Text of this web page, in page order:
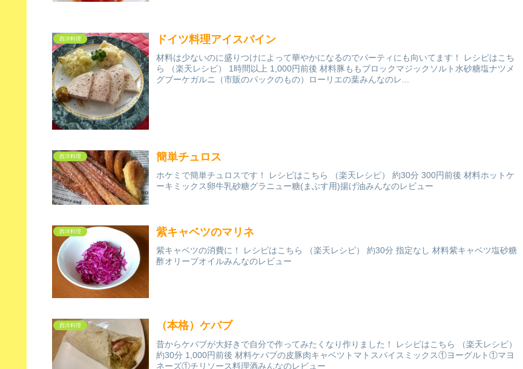
西洋料理 ドイツ料理アイスバイン
材料は少ないのに盛りつけによって華やかになるのでパーティにも向いてます！ レシピはこち
ら （楽天レシピ） 1時間以上 1,000円前後 材料豚ももブロックマジックソルト水砂糖塩ナツメ
グブーケガルニ（市販のパックのもの）ローリエの葉みんなのレ...
西洋料理 簡単チュロス
ホケミで簡単チュロスです！ レシピはこちら （楽天レシピ） 約30分 300円前後 材料ホットケ
ーキミックス卵牛乳砂糖グラニュー糖(まぶす用)揚げ油みんなのレビュー
西洋料理 紫キャベツのマリネ
紫キャベツの消費に！ レシピはこちら （楽天レシピ） 約30分 指定なし 材料紫キャベツ塩砂糖
酢オリーブオイルみんなのレビュー
西洋料理 （本格）ケバブ
昔からケバブが大好きで自分で作ってみたくなり作りました！ レシピはこちら （楽天レシピ）
約30分 1,000円前後 材料ケバブの皮豚肉キャベツトマトスパイスミックス①ヨーグルト①マヨ
ネーズ①チリソース料理酒みんなのレビュー